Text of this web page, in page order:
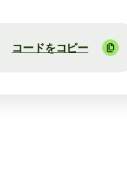
コードをコピー